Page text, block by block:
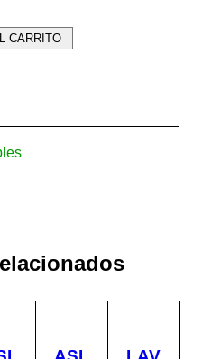
CARRITO